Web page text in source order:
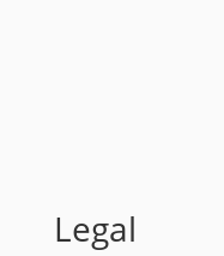
Legal